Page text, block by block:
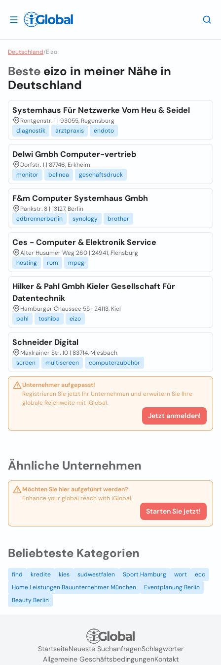
Deutschland/Eizo
Ähnliche Unternehmen
Möchten Sie hier aufgeführt werden?
Enhance your global reach with iGlobal.
Starten Sie jetzt!
Beste eizo in meiner Nähe in
Deutschland
Systemhaus Für Netzwerke Vom Heu & Seidel
Röntgenstr. 1 | 93055, Regensburg
diagnostik
arztpraxis endoto
Delwi Gmbh Computer-vertrieb
Dorfstr. 1 | 87746, Erkheim
monitor
belinea geschäftsdruck
F&m Computer Systemhaus Gmbh
Pankstr. 8 | 13127, Berlin
cdbrennerberlin
synology brother
Ces - Computer & Elektronik Service
Alter Husumer Weg 260 | 24941, Flensburg
hosting
rom mpeg
Hilker & Pahl Gmbh Kieler Gesellschaft Für
Datentechnik
Hamburger Chaussee 55 | 24113, Kiel
pahl
toshiba eizo
Schneider Digital
Maxlrainer Str. 10 | 83714, Miesbach
screen
multiscreen computerzubehör
Unternehmer aufgepasst!
Registrieren Sie jetzt Ihr Unternehmen und erweitern Sie Ihre
globale Reichweite mit iGlobal.
Jetzt anmelden!
Beliebteste Kategorien
find kredite kies sudwestfalen Sport Hamburg wort
ecc
Home Leistungen Bauunternehmer München
Eventplanung Berlin
Beauty Berlin
StartseiteNeueste SuchanfragenSchlagwörter
Allgemeine GeschäftsbedingungenKontakt